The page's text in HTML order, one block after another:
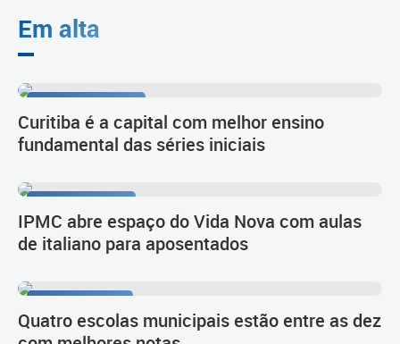
Em alta
Curitiba é a capital com melhor ensino
fundamental das séries iniciais
IPMC abre espaço do Vida Nova com aulas
de italiano para aposentados
Quatro escolas municipais estão entre as dez